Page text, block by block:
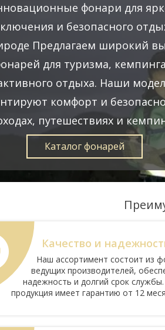
фонари для
и безопасного
Предлагаем широкий
для туризма,
отдыха. Наши
комфорт и
путешествиях и
Каталог фонарей
Качество и
Наш ассортимент состоит из
ведущих производителей,
надежность и долгий срок
продукция имеет гарантию от 12